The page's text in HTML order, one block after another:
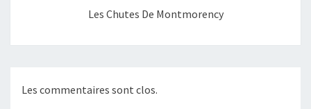
Les Chutes De Montmorency
Les commentaires sont clos.